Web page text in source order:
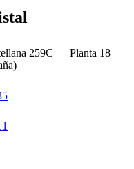
259C — Planta 18